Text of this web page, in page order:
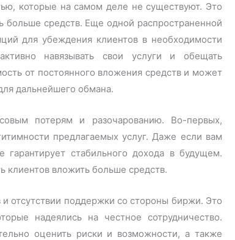
которые на самом деле не существуют. Это
больше средств. Еще одной распространенной
для убеждения клиентов в необходимости
навязывать свои услуги и обещать
от постоянного вложения средств и может
дальнейшего обмана.
потерям и разочарованию. Во-первых,
предлагаемых услуг. Даже если вам
гарантирует стабильного дохода в будущем.
клиентов вложить больше средств.
отсутствии поддержки со стороны биржи. Это
надеялись на честное сотрудничество.
оценить риски и возможности, а также